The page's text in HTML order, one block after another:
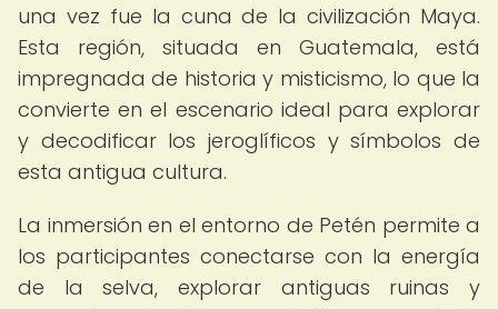
una vez fue la cuna de la civilización Maya.
Esta región, situada en Guatemala, está
impregnada de historia y misticismo, lo que la
convierte en el escenario ideal para explorar
y decodificar los jeroglíficos y símbolos de
esta antigua cultura.
La inmersión en el entorno de Petén permite a
los participantes conectarse con la energía
de la selva, explorar antiguas ruinas y